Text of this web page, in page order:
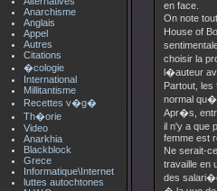
Anarchisme
Anglais
Appel
Autres
Citations
�cologie
International
Millitantisme
Recettes v�g�
Th�orie
Video
Anarkhia
Blackblock
Grece
Informatique\Internet
luttes autochtones
en face.
On note
House of
choisir la
l�auteur
Partout,
normal
Apr�s,
il n'y a que
femme est
Ne serait-
travaille en
des